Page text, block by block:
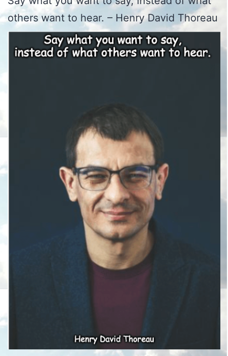
others want to hear. – Henry David Thoreau